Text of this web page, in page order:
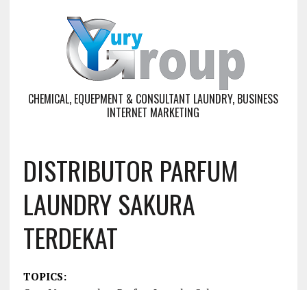
CHEMICAL, EQUEPMENT & CONSULTANT LAUNDRY, BUSINESS
INTERNET MARKETING
DISTRIBUTOR PARFUM
LAUNDRY SAKURA
TERDEKAT
TOPICS: